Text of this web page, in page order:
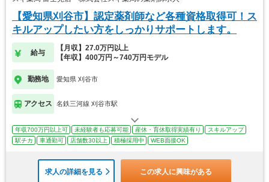
【愛知県刈谷市】認定薬剤師など各種資格取得可！ス
キルアップしたい方をしっかりサポートします。
給与
【月収】27.0万円以上
【年収】400万円～740万円モデル
勤務地 愛知県 刈谷市
アクセス 名鉄三河線 刈谷市駅
年収700万円以上可 未経験者も応募可能 産休・育休取得実績有り
スキルアップ
駅チカ
車通勤可 店舗数30以上 積極採用中 WEB面接OK
求人の詳細を見る この求人に興味がある